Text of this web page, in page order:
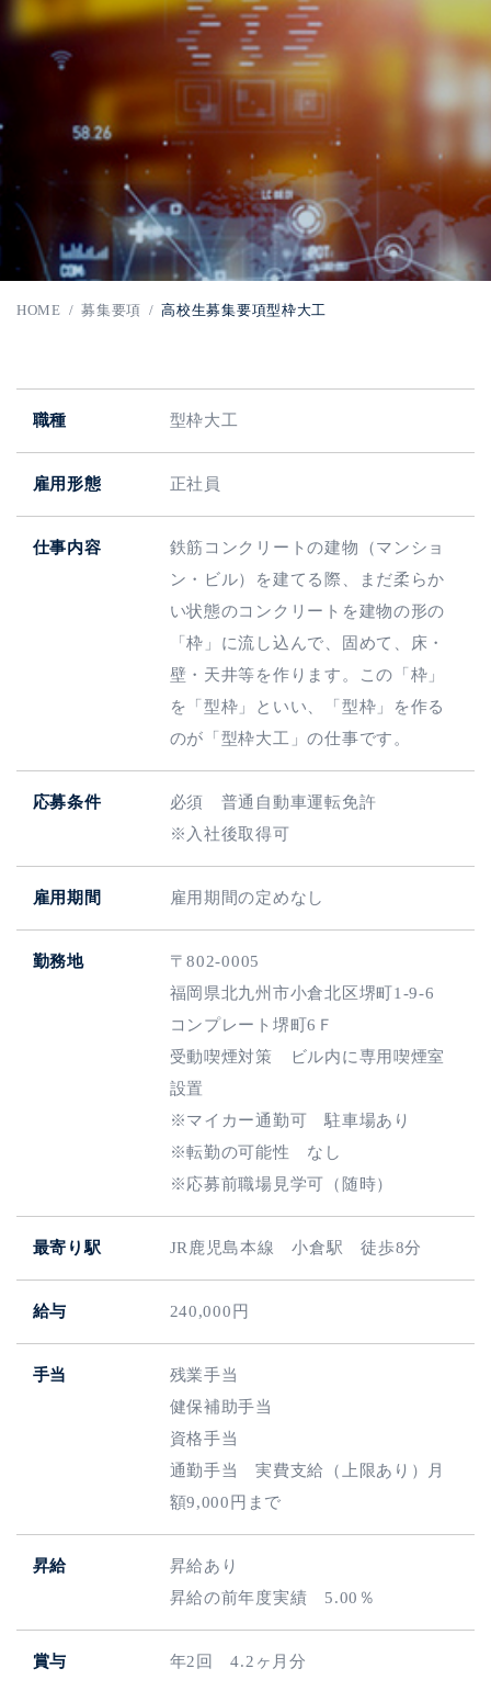
HOME / 募集要項 / 高校生募集要項型枠大工
職種 型枠大工
雇用形態 正社員
仕事内容
鉄筋コンクリートの建物（マンショ
ン・ビル）を建てる際、まだ柔らか
い状態のコンクリートを建物の形の
「枠」に流し込んで、固めて、床・
壁・天井等を作ります。この「枠」
を「型枠」といい、「型枠」を作る
のが「型枠大工」の仕事です。
応募条件
必須 普通自動車運転免許
※入社後取得可
雇用期間 雇用期間の定めなし
勤務地
〒802-0005
福岡県北九州市小倉北区堺町1‐9‐6
コンプレート堺町6Ｆ
受動喫煙対策 ビル内に専用喫煙室
設置
※マイカー通勤可 駐車場あり
※転勤の可能性 なし
※応募前職場見学可（随時）
最寄り駅 JR鹿児島本線 小倉駅 徒歩8分
給与 240,000円
手当
残業手当
健保補助手当
資格手当
通勤手当 実費支給（上限あり）月
額9,000円まで
昇給
昇給あり
昇給の前年度実績 5.00％
賞与 年2回 4.2ヶ月分